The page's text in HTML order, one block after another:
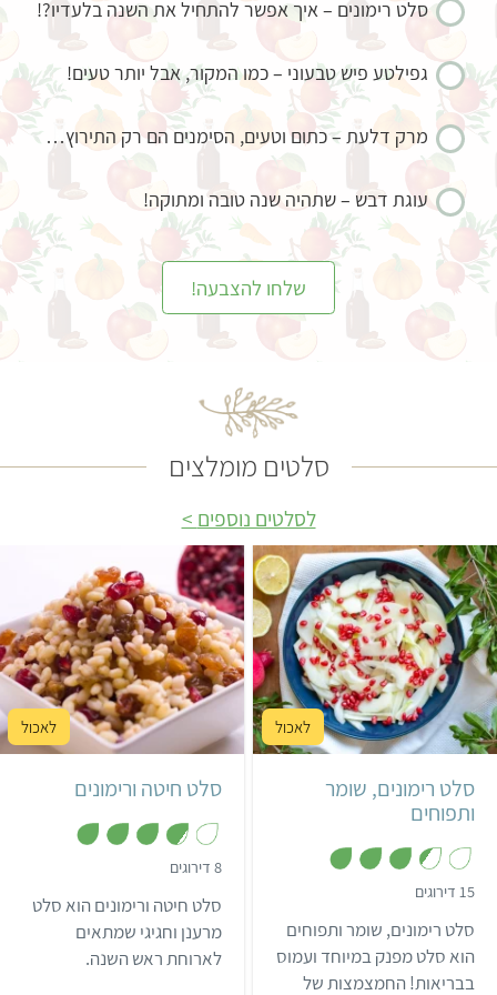
סלט רימונים – איך אפשר להתחיל את השנה בלעדיו?!
גפילטע פיש טבעוני – כמו המקור, אבל יותר טעים!
מרק דלעת – כתום וטעים, הסימנים הם רק התירוץ…
עוגת דבש – שתהיה שנה טובה ומתוקה!
שלחו להצבעה!
סלטים מומלצים
לסלטים נוספים
קל 30 דקות
6 מנות ישראלי
סלט רימונים, שומר
ותפוחים
15 דירוגים
.
4
מ
ת
ו
סלט רימונים, שומר ותפוחים
הוא סלט מפנק במיוחד ועמוס
בבריאות! החמצמצות של
קל 45 דקות
4 מנות ישראלי
סלט חיטה ורימונים
8 דירוגים
.
8
מ
ת
ו
סלט חיטה ורימונים הוא סלט
מרענן וחגיגי שמתאים
לארוחת ראש השנה.